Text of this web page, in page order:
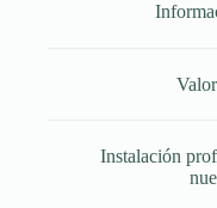
Instalación